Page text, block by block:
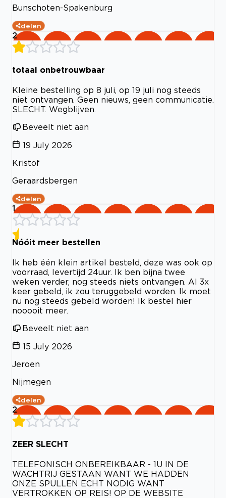
Bunschoten-Spakenburg
delen
2
totaal onbetrouwbaar
Kleine bestelling op 8 juli, op 19 juli nog steeds
niet ontvangen. Geen nieuws, geen communicatie.
SLECHT. Wegblijven.
Beveelt niet aan
19 July 2026
Kristof
Geraardsbergen
delen
1
Nóóit meer bestellen
Ik heb één klein artikel besteld, deze was ook op
voorraad, levertijd 24uur. Ik ben bijna twee
weken verder, nog steeds niets ontvangen. Al 3x
keer gebeld, ik zou teruggebeld worden. Ik moet
nu nog steeds gebeld worden! Ik bestel hier
nooooit meer.
Beveelt niet aan
15 July 2026
Jeroen
Nijmegen
delen
2
ZEER SLECHT
TELEFONISCH ONBEREIKBAAR - 1U IN DE
WACHTRIJ GESTAAN WANT WE HADDEN
ONZE SPULLEN ECHT NODIG WANT
VERTROKKEN OP REIS! OP DE WEBSITE